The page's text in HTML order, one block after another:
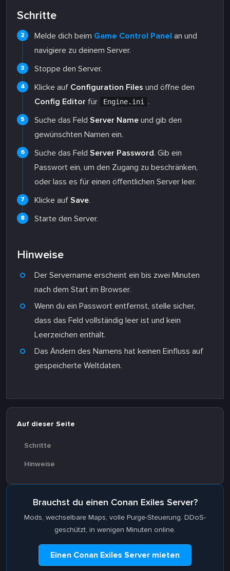
Schritte
Melde dich beim Game Control Panel an und
navigiere zu deinem Server.
Stoppe den Server.
Klicke auf Configuration Files und öffne den
Config Editor für Engine.ini
.
Suche das Feld Server Name und gib den
gewünschten Namen ein.
Suche das Feld Server Password. Gib ein
Passwort ein, um den Zugang zu beschränken,
oder lass es für einen öffentlichen Server leer.
Klicke auf Save.
Starte den Server.
Hinweise
Der Servername erscheint ein bis zwei Minuten
nach dem Start im Browser.
Wenn du ein Passwort entfernst, stelle sicher,
dass das Feld vollständig leer ist und kein
Leerzeichen enthält.
Das Ändern des Namens hat keinen Einfluss auf
gespeicherte Weltdaten.
Auf dieser Seite
Schritte
Hinweise
Brauchst du einen Conan Exiles Server?
Mods, wechselbare Maps, volle Purge-Steuerung. DDoS-
geschützt, in wenigen Minuten online.
Einen Conan Exiles Server mieten